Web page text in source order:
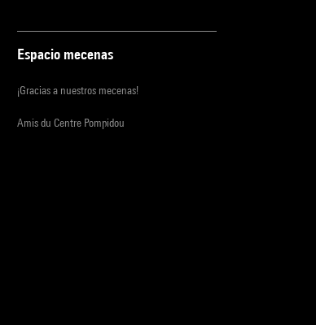
Espacio mecenas
¡Gracias a nuestros mecenas!
Amis du Centre Pompidou